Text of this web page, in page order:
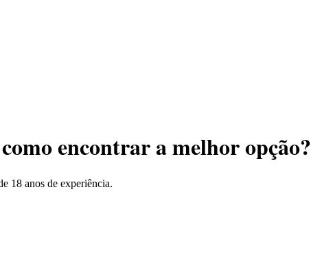
encontrar a melhor opção?
18 anos de experiência.